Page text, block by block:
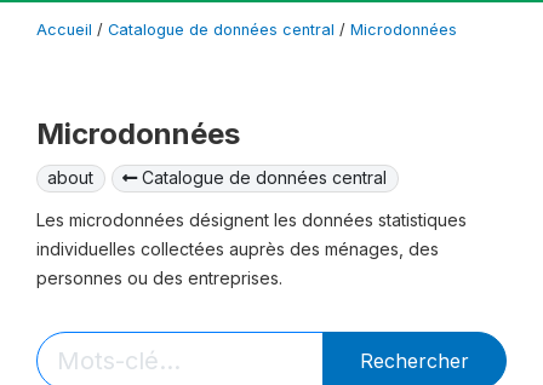
Accueil / Catalogue de données central / Microdonnées
Microdonnées
about Catalogue de données central
Les microdonnées désignent les données statistiques
individuelles collectées auprès des ménages, des
personnes ou des entreprises.
Rechercher